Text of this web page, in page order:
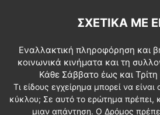
ΣΧΕΤΙΚΆ ΜΕ
Εναλλακτική πληροφόρηση και
κοινωνικά κινήματα και τη
Κάθε Σάββατο έως και Τρίτη
Τι είδους εγχείρημα μπορεί να
κύκλου; Σε αυτό το ερώτημα πρέπει,
μιαν απάντηση. Ο Δρόμος